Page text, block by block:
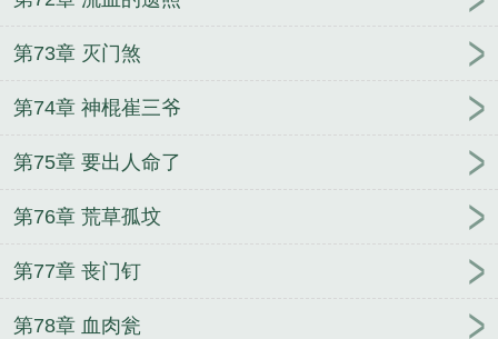
第73章 灭门煞
第74章 神棍崔三爷
第75章 要出人命了
第76章 荒草孤坟
第77章 丧门钉
第78章 血肉瓮